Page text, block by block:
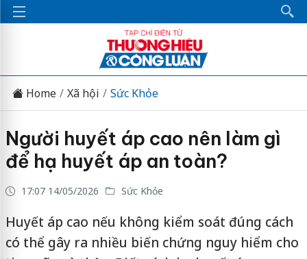
Home Xã hội Sức Khỏe
Người huyết áp cao nên làm gì
để hạ huyết áp an toàn?
17:07 14/05/2026 Sức Khỏe
Huyết áp cao nếu không kiểm soát đúng cách
có thể gây ra nhiều biến chứng nguy hiểm cho